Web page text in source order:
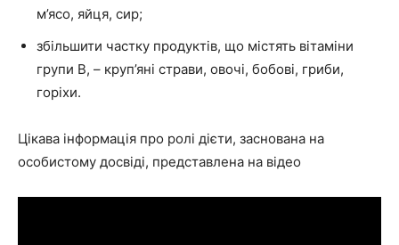
м’ясо, яйця, сир;
збільшити частку продуктів, що містять вітаміни
групи В, – круп’яні страви, овочі, бобові, гриби,
горіхи.
Цікава інформація про ролі дієти, заснована на
особистому досвіді, представлена на відео